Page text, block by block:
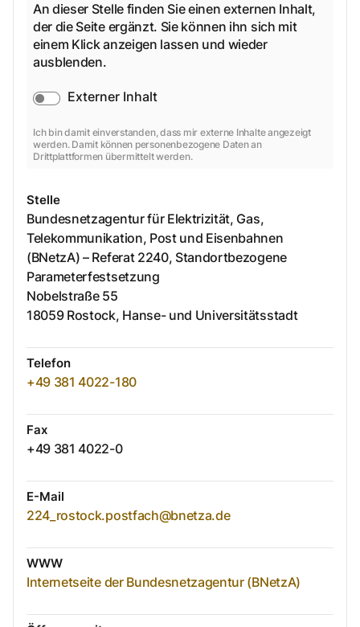
An dieser Stelle finden Sie einen externen Inhalt,
der die Seite ergänzt. Sie können ihn sich mit
einem Klick anzeigen lassen und wieder
ausblenden.
Externer Inhalt
Ich bin damit einverstanden, dass mir externe Inhalte angezeigt
werden. Damit können personenbezogene Daten an
Drittplattformen übermittelt werden.
Stelle
Bundesnetzagentur für Elektrizität, Gas,
Telekommunikation, Post und Eisenbahnen
(BNetzA) – Referat 2240, Standortbezogene
Parameterfestsetzung
Nobelstraße 55
18059 Rostock, Hanse- und Universitätsstadt
Telefon
+49 381 4022-180
Fax
+49 381 4022-0
E-Mail
224_rostock.postfach@bnetza.de
WWW
Internetseite der Bundesnetzagentur (BNetzA)